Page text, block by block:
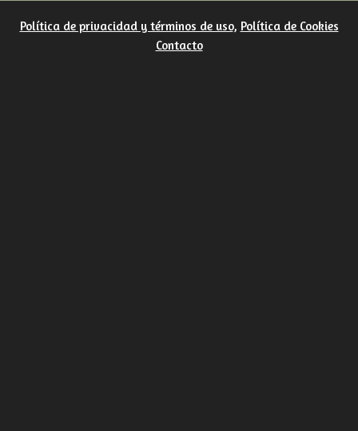
Política de privacidad y términos de uso, Política de Cookies
Contacto